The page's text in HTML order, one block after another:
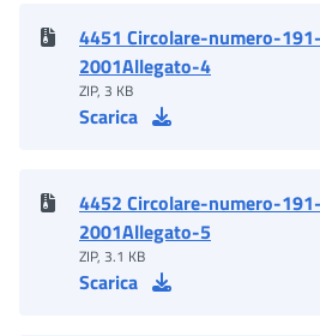
4451 Circolare-numero-
2001Allegato-4
ZIP, 3 KB
Scarica
4452 Circolare-numero-
2001Allegato-5
ZIP, 3.1 KB
Scarica